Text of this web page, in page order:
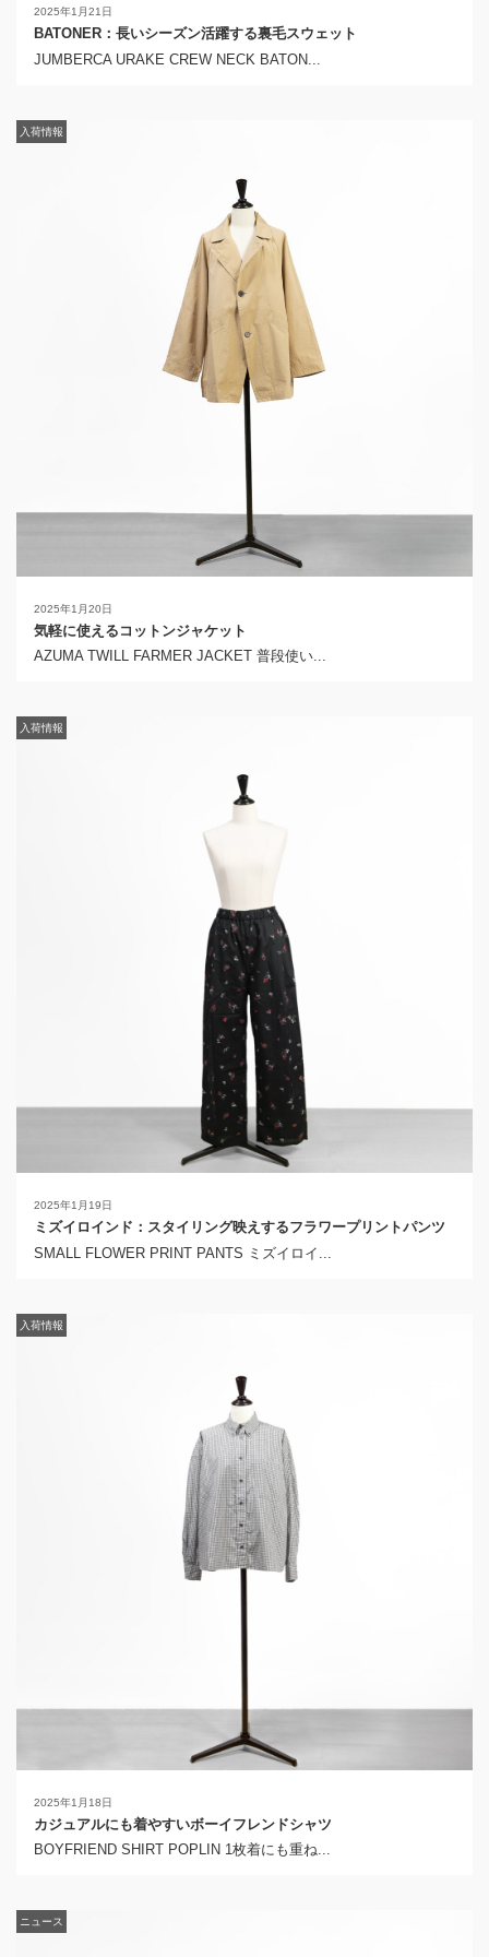
2025年1月21日
BATONER：長いシーズン活躍する裏毛スウェット
JUMBERCA URAKE CREW NECK BATON...
2025年1月20日
入荷情報
気軽に使えるコットンジャケット
AZUMA TWILL FARMER JACKET 普段使い...
2025年1月19日
入荷情報
ミズイロインド：スタイリング映えするフラワープリントパンツ
SMALL FLOWER PRINT PANTS ミズイロイ...
2025年1月18日
入荷情報
カジュアルにも着やすいボーイフレンドシャツ
BOYFRIEND SHIRT POPLIN 1枚着にも重ね...
ニュース